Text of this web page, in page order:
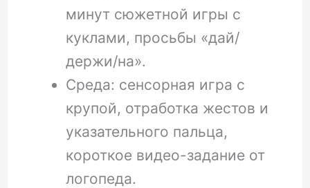
минут сюжетной игры с
куклами, просьбы «дай/
держи/на».
Среда: сенсорная игра с
крупой, отработка жестов и
указательного пальца,
короткое видео-задание от
логопеда.